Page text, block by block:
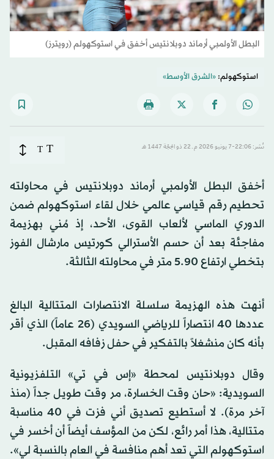
البطل الأولمبي أرماند دوبلانتيس أخفق في استوكهولم (رويترز)
استوكهولم:«الشرق الأوسط»
نُشر: 22:06-7 يونيو 2026 م ـ 22 ذو الحِجّة 1447 هـ T
T
أخفق البطل الأولمبي أرماند دوبلانتيس في محاولته
تحطيم رقم قياسي عالمي خلال لقاء استوكهولم ضمن
الدوري الماسي لألعاب القوى، الأحد، إذ مُني بهزيمة
مفاجئة بعد أن حسم الأسترالي كورتيس مارشال الفوز
بتخطي ارتفاع 5.90 متر في محاولته الثالثة.
أنهت هذه الهزيمة سلسلة الانتصارات المتتالية البالغ
عددها 40 انتصاراً للرياضي السويدي (26 عاماً) الذي أقر
بأنه كان منشغلاً بالتفكير في حفل زفافه المقبل.
وقال دوبلانتيس لمحطة «إس في تي» التلفزيونية
السويدية: «حان وقت الخسارة، مر وقت طويل جداً (منذ
آخر مرة). لا أستطيع تصديق أني فزت في 40 مناسبة
متتالية، هذا أمر رائع، لكن من المؤسف أيضاً أن أخسر في
استوكهولم التي تعد أهم منافسة في العام بالنسبة لي».